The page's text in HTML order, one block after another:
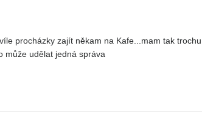
procházky zajít někam na Kafe...mam tak
může udělat jedná správa